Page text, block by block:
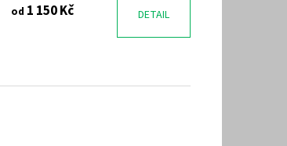
od 1 150 Kč DETAIL